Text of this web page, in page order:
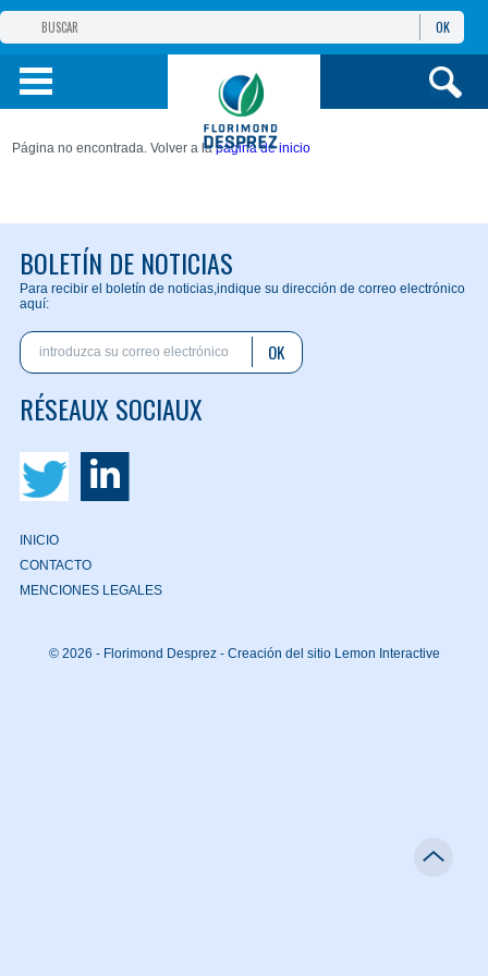
GRUPO
PRODUCTOS
OK
Página no encontrada. Volver a lapágina de inicio
BOLETÍN DE NOTICIAS
Para recibir el boletín de noticias,indique su dirección de correo electrónico
aquí:
OK
RÉSEAUX SOCIAUX
INICIO
CONTACTO
MENCIONES LEGALES
© 2026 - Florimond Desprez - Creación del sitio Lemon Interactive